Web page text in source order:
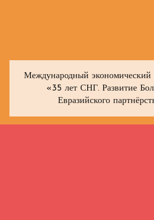
Международный
«35 лет СНГ. Развитие
Евразийского